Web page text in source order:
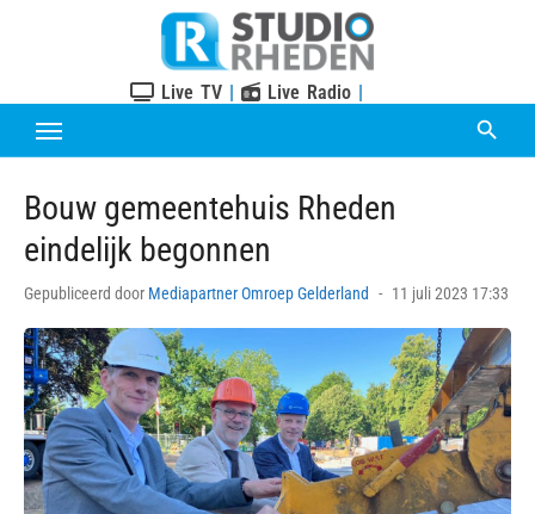
Live TV | Live Radio |
Bouw gemeentehuis Rheden
eindelijk begonnen
Gepubliceerd door Mediapartner Omroep Gelderland
Posted
11 juli 2023 17:33